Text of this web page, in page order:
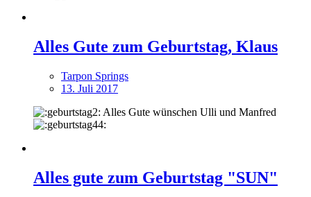
Alles Gute zum Geburtstag, Klaus
Tarpon Springs
13. Juli 2017
Alles Gute wünschen Ulli und Manfred
Alles gute zum Geburtstag "SUN"